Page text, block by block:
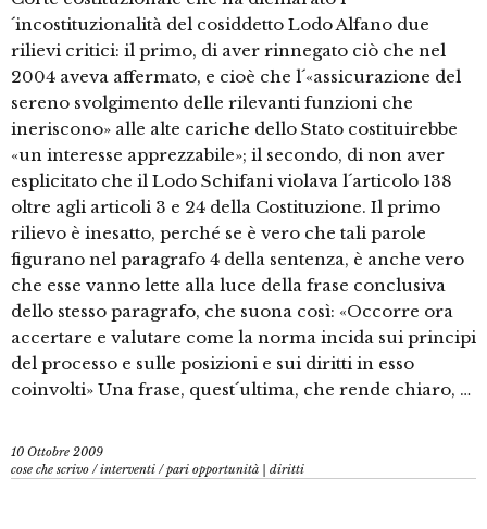
´incostituzionalità del cosiddetto Lodo Alfano due
rilievi critici: il primo, di aver rinnegato ciò che nel
2004 aveva affermato, e cioè che l´«assicurazione del
sereno svolgimento delle rilevanti funzioni che
ineriscono» alle alte cariche dello Stato costituirebbe
«un interesse apprezzabile»; il secondo, di non aver
esplicitato che il Lodo Schifani violava l´articolo 138
oltre agli articoli 3 e 24 della Costituzione. Il primo
rilievo è inesatto, perché se è vero che tali parole
figurano nel paragrafo 4 della sentenza, è anche vero
che esse vanno lette alla luce della frase conclusiva
dello stesso paragrafo, che suona così: «Occorre ora
accertare e valutare come la norma incida sui principi
del processo e sulle posizioni e sui diritti in esso
coinvolti» Una frase, quest´ultima, che rende chiaro, …
10 Ottobre 2009
cose che scrivo /interventi /pari opportunità | diritti